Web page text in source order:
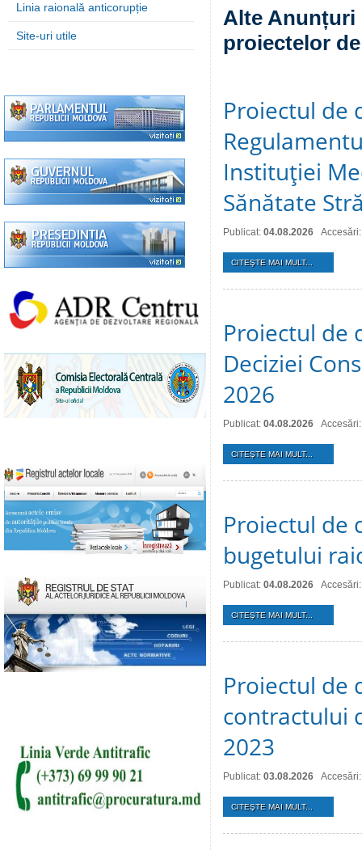
Linia raională anticorupție
Site-uri utile
Alte Anunțuri
proiectelor
Proiectul de
Instituţiei
Sănătate
Publicat: 04.08.2026
CITEŞTE MAI MULT...
Proiectul de
Deciziei
2026
Publicat: 04.08.2026
CITEŞTE MAI MULT...
Proiectul de
bugetului
Publicat: 04.08.2026
CITEŞTE MAI MULT...
Proiectul de
contractului
2023
Publicat: 03.08.2026
CITEŞTE MAI MULT...